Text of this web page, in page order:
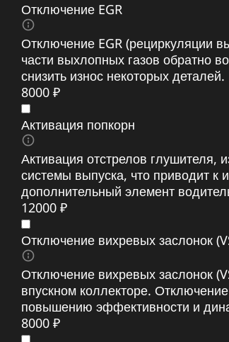
Отключение EGR
Отключение EGR (рециркуляции
части выхлопных газов обратно
снизить износ некоторых деталей.
8000 ₽
Активация попкорн
Активация отстрелов глушителя,
системы выпуска, что приводит
дополнительный элемент
12000 ₽
Отключение вихревых заслонок
Отключение вихревых заслонок
впускном коллекторе.
повышению эффективности и
8000 ₽